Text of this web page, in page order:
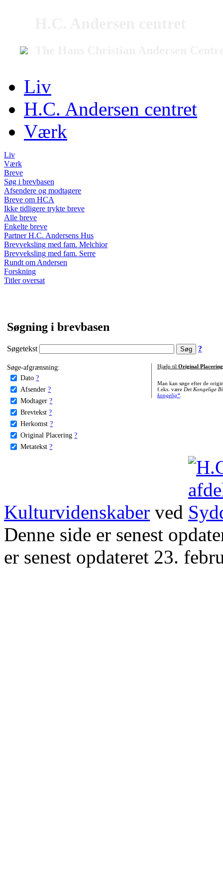
Liv
H.C. Andersen centret
Værk
Liv
Værk
Breve
Søg i brevbasen
Afsendere og modtagere
Breve om HCA
Ikke tidligere trykte breve
Alle breve
Enkelte breve
Partner H.C. Andersens Hus
Brevveksling med fam. Melchior
Brevveksling med fam. Serre
Rundt om Andersen
Forskning
Titler oversat
Søgning i brevbasen
Søgetekst ?
Søge-afgrænsning:
Dato ?
Afsender ?
Modtager ?
Brevtekst ?
Herkomst ?
Original Placering ?
Metatekst ?
Hjælp til Original Placering
Man kan søge efter de
f.eks. være Det Kongelige
kongelig*.
Kulturvidenskaber ved
Denne side er senest
er senest opdateret 23.